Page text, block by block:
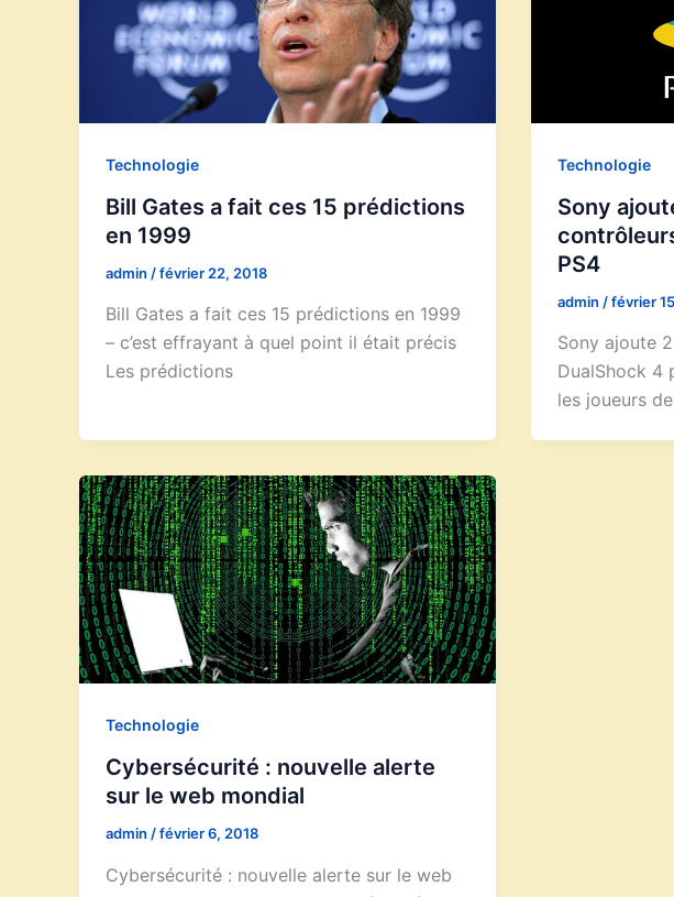
Technologie
Bill Gates a fait ces 15 prédictions
en 1999
admin /février 22, 2018
Bill Gates a fait ces 15 prédictions en 1999
– c’est effrayant à quel point il était précis
Les prédictions
Technologie
Sony
PS4
admin /février
Sony ajoute
DualShock 4
les joueurs
Technologie
Cybersécurité : nouvelle alerte
sur le web mondial
admin /février 6, 2018
Cybersécurité : nouvelle alerte sur le web